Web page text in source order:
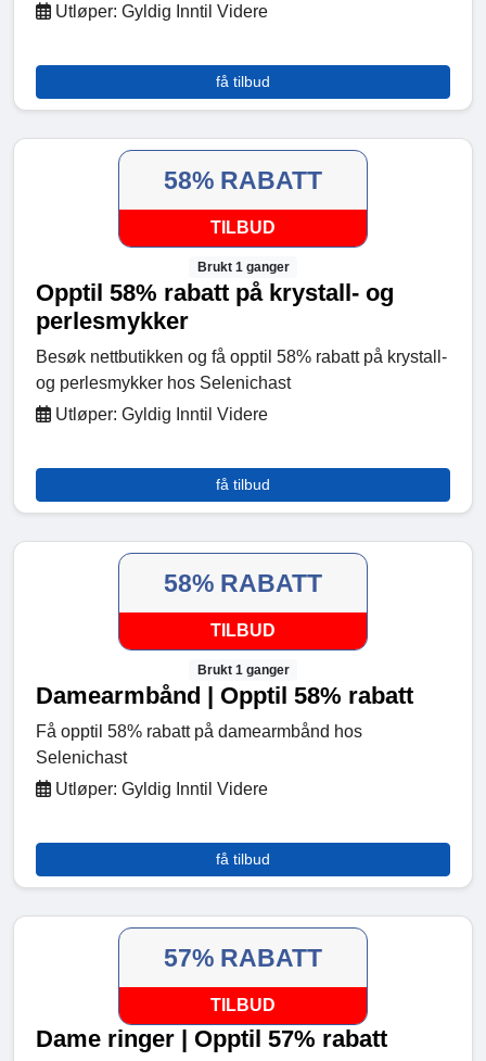
Utløper: Gyldig Inntil Videre
få tilbud
58% RABATT
TILBUD
Brukt 1 ganger
Opptil 58% rabatt på krystall- og
perlesmykker
Besøk nettbutikken og få opptil 58% rabatt på krystall-
og perlesmykker hos Selenichast
Utløper: Gyldig Inntil Videre
få tilbud
58% RABATT
TILBUD
Brukt 1 ganger
Damearmbånd | Opptil 58% rabatt
Få opptil 58% rabatt på damearmbånd hos
Selenichast
Utløper: Gyldig Inntil Videre
få tilbud
57% RABATT
TILBUD
Dame ringer | Opptil 57% rabatt